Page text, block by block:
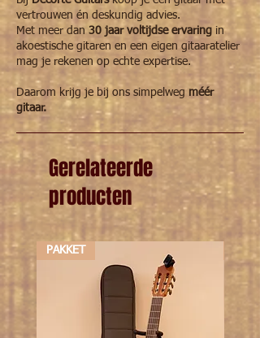
vertrouwen én deskundig advies.
Met meer dan 30 jaar voltijdse ervaring in
akoestische gitaren en een eigen gitaaratelier
mag je rekenen op echte expertise.
Daarom krijg je bij ons simpelweg méér
gitaar.
Gerelateerde
producten
PAKKET